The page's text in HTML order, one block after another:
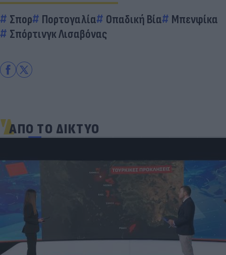
Σπορ Πορτογαλία Οπαδική Βία
Μπενφίκα
Σπόρτινγκ Λισαβόνας
ΑΠΟ ΤΟ ΔΙΚΤΥΟ